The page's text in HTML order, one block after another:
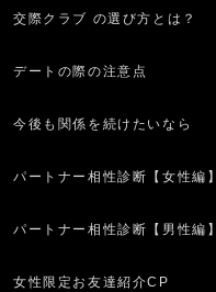
交際クラブ の選び方とは？
デートの際の注意点
今後も関係を続けたいなら
パートナー相性診断【女性編】
パートナー相性診断【男性編】
女性限定お友達紹介CP